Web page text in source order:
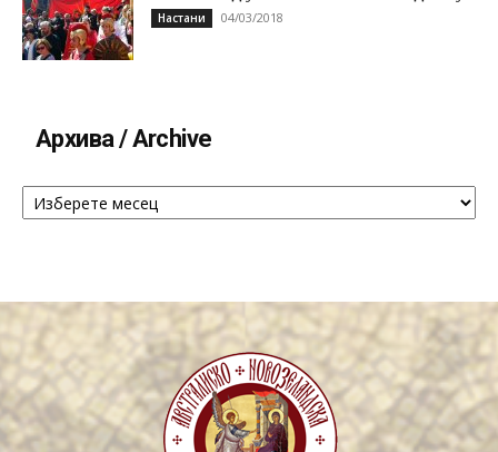
Настани 04/03/2018
Архива / Archive
Архива